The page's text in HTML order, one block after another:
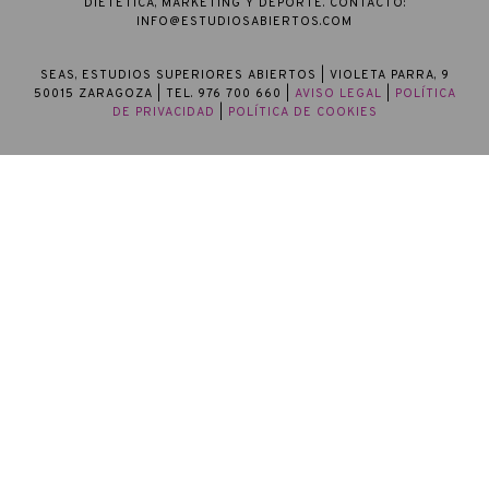
DIETÉTICA, MARKETING Y DEPORTE. CONTACTO:
INFO@ESTUDIOSABIERTOS.COM
SEAS, ESTUDIOS SUPERIORES ABIERTOS
| VIOLETA PARRA, 9
50015 ZARAGOZA | TEL. 976 700 660 | AVISO LEGAL
POLÍTICA
DE PRIVACIDAD
POLÍTICA DE COOKIES